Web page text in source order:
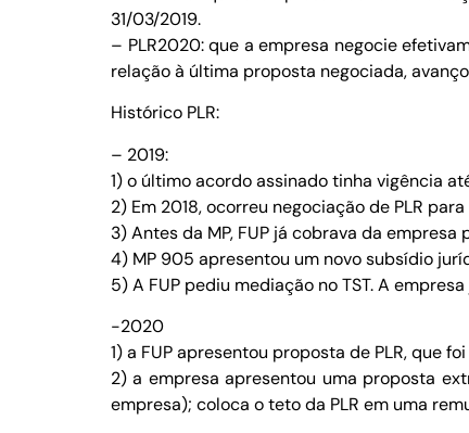
31/03/2019.
– PLR2020: que a empresa negocie
relação à última proposta negociada,
Histórico PLR:
– 2019:
1) o último acordo assinado tinha vigência
2) Em 2018, ocorreu negociação de PLR
3) Antes da MP, FUP já cobrava da
4) MP 905 apresentou um novo subsídio
5) A FUP pediu mediação no TST. A
-2020
1) a FUP apresentou proposta de PLR, que
2) a empresa apresentou uma proposta
empresa); coloca o teto da PLR em uma